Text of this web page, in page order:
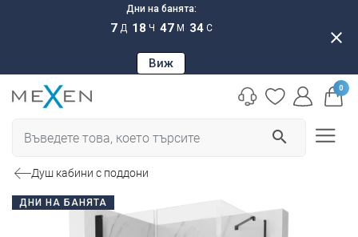
Дни на банята:
7 Д 18 Ч 47 М 33 С
Виж
close
search
0
Душ кабини с поддони
ДНИ НА БАНЯТА